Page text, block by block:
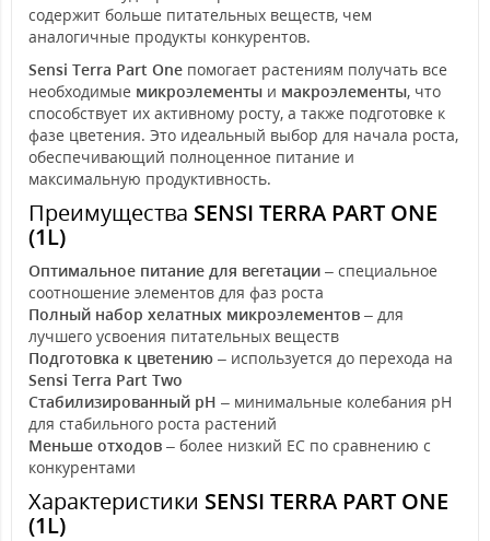
содержит больше питательных веществ, чем
аналогичные продукты конкурентов.
Sensi Terra Part One помогает растениям получать все
необходимые микроэлементы и макроэлементы, что
способствует их активному росту, а также подготовке к
фазе цветения. Это идеальный выбор для начала роста,
обеспечивающий полноценное питание и
максимальную продуктивность.
Преимущества SENSI TERRA PART ONE
(1L)
Оптимальное питание для вегетации – специальное
соотношение элементов для фаз роста
Полный набор хелатных микроэлементов – для
лучшего усвоения питательных веществ
Подготовка к цветению – используется до перехода на
Sensi Terra Part Two
Стабилизированный pH – минимальные колебания pH
для стабильного роста растений
Меньше отходов – более низкий EC по сравнению с
конкурентами
Характеристики SENSI TERRA PART ONE
(1L)